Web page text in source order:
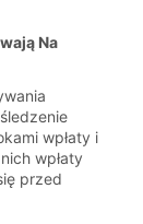
Na
wpłaty i
wpłaty
przed